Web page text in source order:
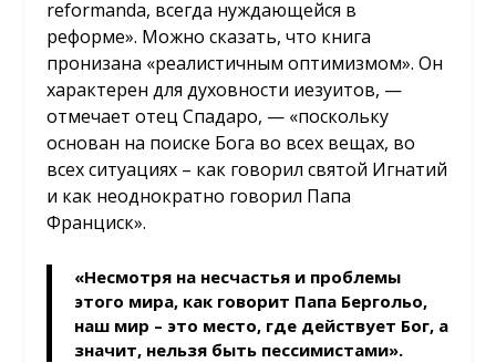
reformanda, всегда нуждающейся в
реформе». Можно сказать, что книга
пронизана «реалистичным оптимизмом». Он
характерен для духовности иезуитов, —
отмечает отец Спадаро, — «поскольку
основан на поиске Бога во всех вещах, во
всех ситуациях – как говорил святой Игнатий
и как неоднократно говорил Папа
Франциск».
«Несмотря на несчастья и проблемы
этого мира, как говорит Папа Бергольо,
наш мир – это место, где действует Бог, а
значит, нельзя быть пессимистами».